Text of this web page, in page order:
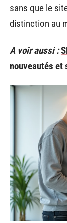
sans que le
distinction au
A voir aussi :
nouveautés